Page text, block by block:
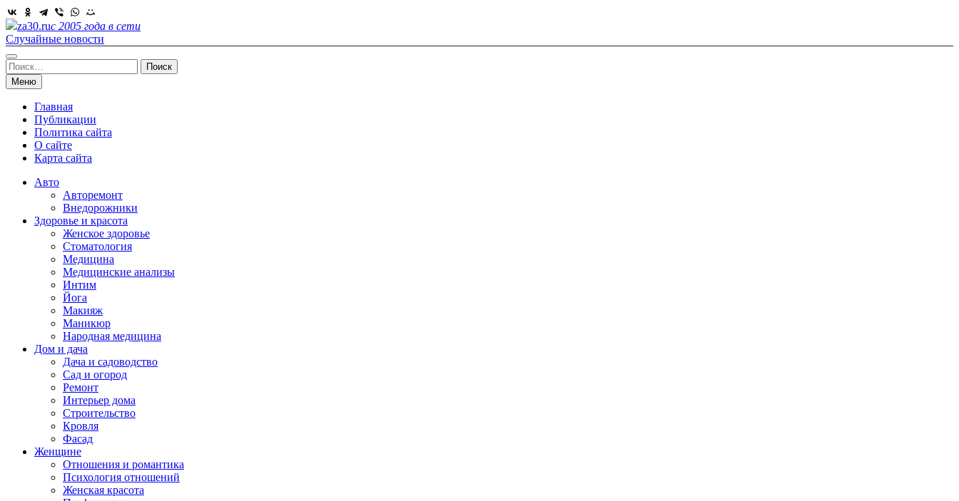
Skip
to
content
za30.ruс 2005 года в сети
Случайные новости
Найти:
Меню
Главная
Публикации
Политика сайта
О сайте
Карта сайта
Авто
Авторемонт
Внедорожники
Здоровье и красота
Женское здоровье
Стоматология
Медицина
Медицинские анализы
Интим
Йога
Макияж
Маникюр
Народная медицина
Дом и дача
Дача и садоводство
Сад и огород
Ремонт
Интерьер дома
Строительство
Кровля
Фасад
Женщине
Отношения и романтика
Психология отношений
Женская красота